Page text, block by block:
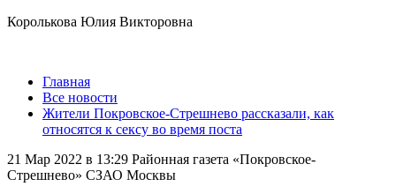
Королькова Юлия Викторовна
Главная
Все новости
Жители Покровское-Стрешнево рассказали, как
относятся к сексу во время поста
21 Мар 2022 в 13:29 Районная газета «Покровское-
Стрешнево» СЗАО Москвы